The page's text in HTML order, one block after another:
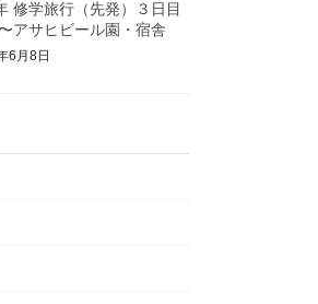
修学旅行（先発）３日目
アサヒビール園・宿舎
6月8日